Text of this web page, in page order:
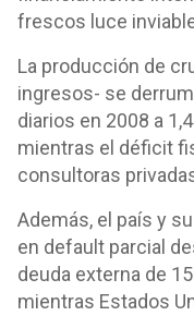
frescos luce
La producción de
ingresos- se
diarios en 2008 a
mientras el déficit
consultoras
Además, el país y
en default parcial
deuda externa de
mientras Estados